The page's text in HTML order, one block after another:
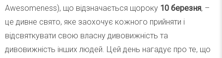
Awesomeness), що відзначається щороку 10 березня, –
це дивне свято, яке заохочує кожного прийняти і
відсвяткувати свою власну дивовижність та
дивовижність інших людей. Цей день нагадує про те, що